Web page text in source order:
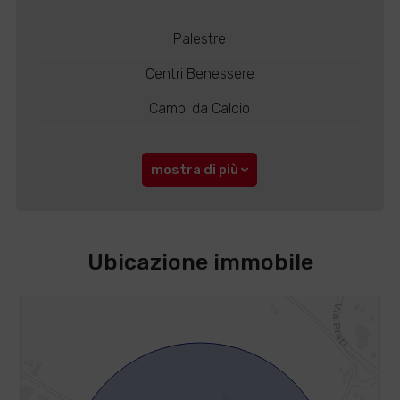
Palestre
Centri Benessere
Campi da Calcio
mostra di più
Ubicazione immobile